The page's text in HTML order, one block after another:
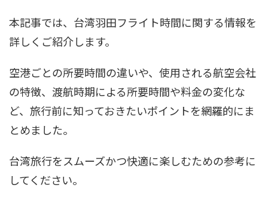
本記事では、台湾羽田フライト時間に関する情報を
詳しくご紹介します。
空港ごとの所要時間の違いや、使用される航空会社
の特徴、渡航時期による所要時間や料金の変化な
ど、旅行前に知っておきたいポイントを網羅的にま
とめました。
台湾旅行をスムーズかつ快適に楽しむための参考に
してください。